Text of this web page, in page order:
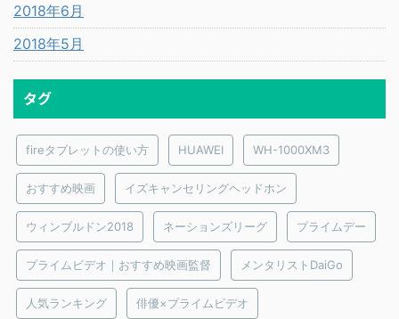
2018年6月
2018年5月
タグ
fireタブレットの使い方 HUAWEI WH-1000XM3
おすすめ映画 イズキャンセリングヘッドホン
ウィンブルドン2018 ネーションズリーグ プライムデー
プライムビデオ｜おすすめ映画監督 メンタリストDaiGo
人気ランキング 俳優×プライムビデオ